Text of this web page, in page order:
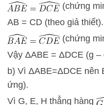
(chứng
AB = CD (theo giả thiết).
(chứng
Vậy ΔABE = ΔDCE (g –
b) Vì ΔABE=ΔDCE nên
ứng).
Vì G, E, H thẳng hàng